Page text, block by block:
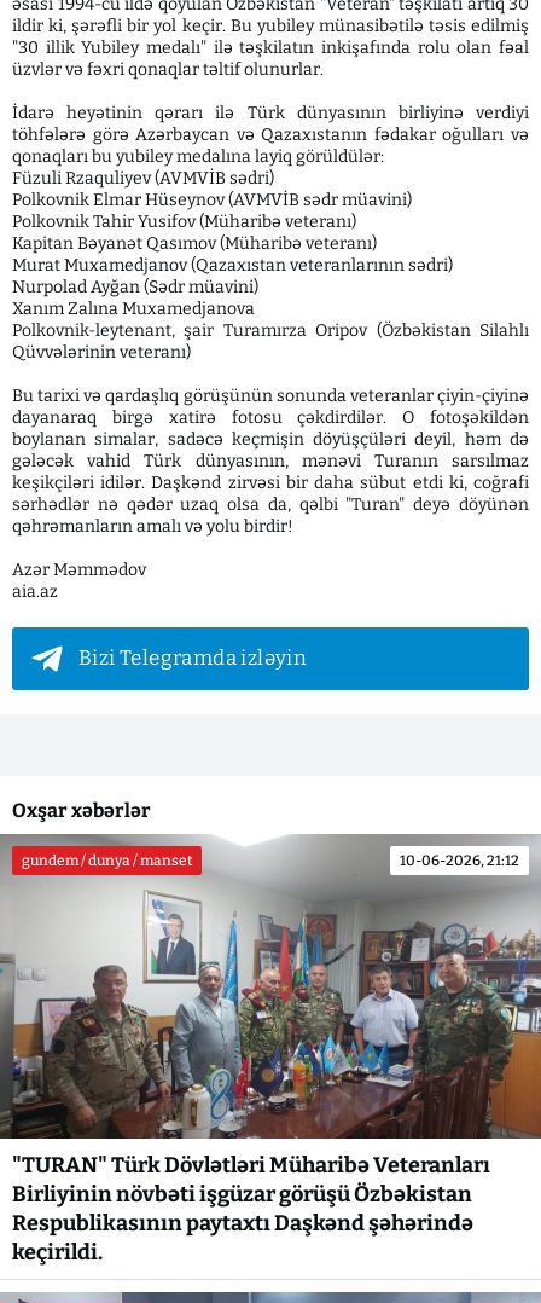
əsası 1994-cü ildə qoyulan Özbəkistan "Veteran" təşkilatı artıq 30
ildir ki, şərəfli bir yol keçir. Bu yubiley münasibətilə təsis edilmiş
"30 illik Yubiley medalı" ilə təşkilatın inkişafında rolu olan fəal
üzvlər və fəxri qonaqlar təltif olunurlar.
İdarə heyətinin qərarı ilə Türk dünyasının birliyinə verdiyi
töhfələrə görə Azərbaycan və Qazaxıstanın fədakar oğulları və
qonaqları bu yubiley medalına layiq görüldülər:
Füzuli Rzaquliyev (AVMVİB sədri)
Polkovnik Elmar Hüseynov (AVMVİB sədr müavini)
Polkovnik Tahir Yusifov (Müharibə veteranı)
Kapitan Bəyanət Qasımov (Müharibə veteranı)
Murat Muxamedjanov (Qazaxıstan veteranlarının sədri)
Nurpolad Ayğan (Sədr müavini)
Xanım Zalına Muxamedjanova
Polkovnik-leytenant, şair Turamırza Oripov (Özbəkistan Silahlı
Qüvvələrinin veteranı)
Bu tarixi və qardaşlıq görüşünün sonunda veteranlar çiyin-çiyinə
dayanaraq birgə xatirə fotosu çəkdirdilər. O fotoşəkildən
boylanan simalar, sadəcə keçmişin döyüşçüləri deyil, həm də
gələcək vahid Türk dünyasının, mənəvi Turanın sarsılmaz
keşikçiləri idilər. Daşkənd zirvəsi bir daha sübut etdi ki, coğrafi
sərhədlər nə qədər uzaq olsa da, qəlbi "Turan" deyə döyünən
qəhrəmanların amalı və yolu birdir!
Azər Məmmədov
aia.az
Bizi Telegramda izləyin
Oxşar xəbərlər
gundem / dunya / manset 10-06-2026, 21:12
"TURAN" Türk Dövlətləri Müharibə Veteranları
Birliyinin növbəti işgüzar görüşü Özbəkistan
Respublikasının paytaxtı Daşkənd şəhərində
keçirildi.